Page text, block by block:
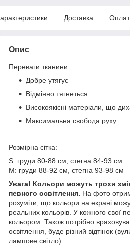
Доставка
Опис
Переваги тканини:
Добре утягує
Відмінно тягнеться
Високоякісні матеріали, що
Максимальна свобода руху
Розмірна сітка:
S: груди 80-88 см, стегна 84-93 см
M: груди 88-92 см, стегна 93-98 см
Увага! Кольори можуть трохи
певного освітлення. На фото
розуміти, що кольори на екрані
реальних кольорів. У кожного свої
кольором. Також потрібно
освітлення, буде різний відтінок
лампове світло).